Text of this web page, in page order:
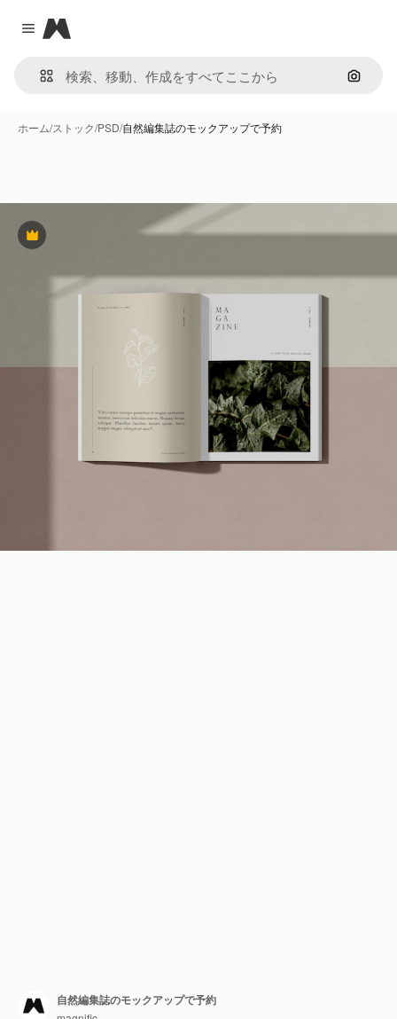
Close menu
Magnific
画像で
ホーム/ストック/PSD/自然編集誌のモックアップで予約
Premium
自然編集誌のモックアップで予約